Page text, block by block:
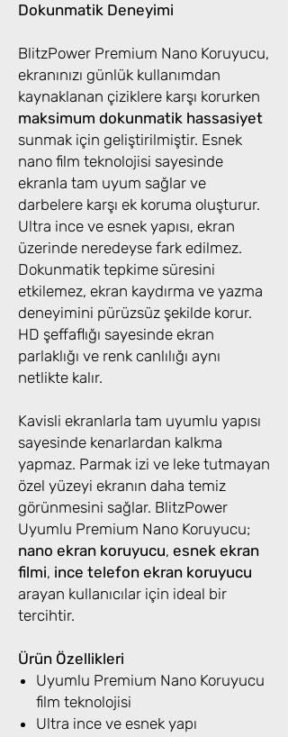
Dokunmatik Deneyimi
BlitzPower Premium Nano Koruyucu,
ekranınızı günlük kullanımdan
kaynaklanan çiziklere karşı korurken
maksimum dokunmatik hassasiyet
sunmak için geliştirilmiştir. Esnek
nano film teknolojisi sayesinde
ekranla tam uyum sağlar ve
darbelere karşı ek koruma oluşturur.
Ultra ince ve esnek yapısı, ekran
üzerinde neredeyse fark edilmez.
Dokunmatik tepkime süresini
etkilemez, ekran kaydırma ve yazma
deneyimini pürüzsüz şekilde korur.
HD şeffaflığı sayesinde ekran
parlaklığı ve renk canlılığı aynı
netlikte kalır.
Kavisli ekranlarla tam uyumlu yapısı
sayesinde kenarlardan kalkma
yapmaz. Parmak izi ve leke tutmayan
özel yüzeyi ekranın daha temiz
görünmesini sağlar. BlitzPower
Uyumlu Premium Nano Koruyucu;
nano ekran koruyucu, esnek ekran
filmi, ince telefon ekran koruyucu
arayan kullanıcılar için ideal bir
tercihtir.
Ürün Özellikleri
Uyumlu Premium Nano Koruyucu
film teknolojisi
Ultra ince ve esnek yapı